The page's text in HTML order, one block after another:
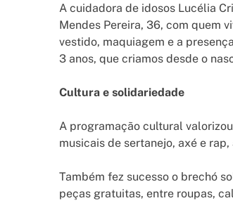
A cuidadora de idosos Lucélia
Mendes Pereira, 36, com quem
vestido, maquiagem e a
3 anos, que criamos desde o
Cultura e solidariedade
A programação cultural
musicais de sertanejo, axé e
Também fez sucesso o brechó
peças gratuitas, entre roupas,